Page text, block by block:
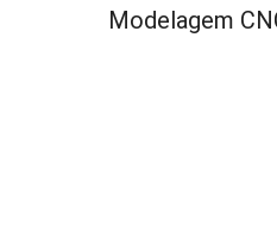
Modelagem